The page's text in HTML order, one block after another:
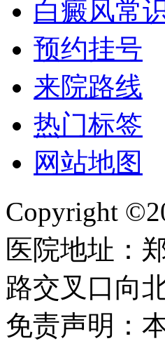
白癜风常
预约挂号
来院路线
热门标签
网站地图
Copyright
医院地址：
路交叉口向
免责声明：